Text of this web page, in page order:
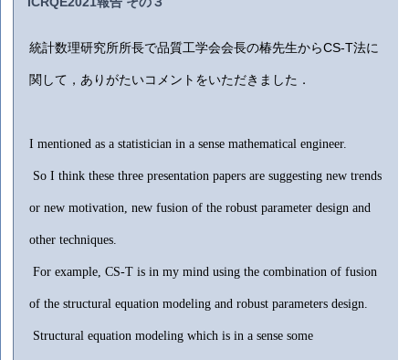
統計数理研究所所長で品質工学会会長の椿先生からCS-T法に
関して，ありがたいコメントをいただきました．
I mentioned as a statistician in a sense mathematical engineer.
So I think these three presentation papers are suggesting new trends
or new motivation, new fusion of the robust parameter design and
other techniques.
For example, CS-T is in my mind using the combination of fusion
of the structural equation modeling and robust parameters design.
Structural equation modeling which is in a sense some